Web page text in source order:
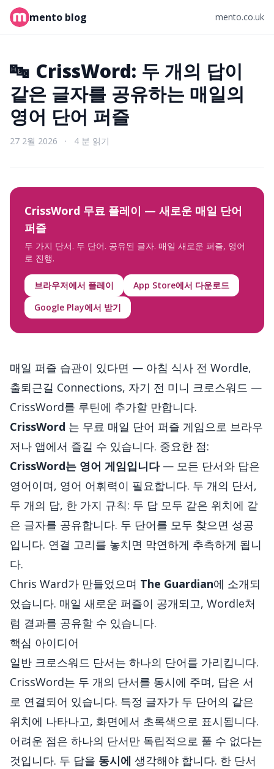
mento blog mento.co.uk
🔤 CrissWord: 두 개의 답이
같은 글자를 공유하는 매일의
영어 단어 퍼즐
27 2월 2026 · 4 분 읽기
CrissWord 무료 플레이 — 새로운 매일 단어
퍼즐
두 가지 단서. 두 단어. 공유된 글자. 매일 새로운 퍼즐, 영어
로 진행.
브라우저에서 플레이
App Store에서 다운로드
Google Play에서 받기
매일 퍼즐 습관이 있다면 — 아침 식사 전 Wordle,
출퇴근길 Connections, 자기 전 미니 크로스워드 —
CrissWord를 루틴에 추가할 만합니다.
CrissWord 는 무료 매일 단어 퍼즐 게임으로 브라우
저나 앱에서 즐길 수 있습니다. 중요한 점:
CrissWord는 영어 게임입니다— 모든 단서와 답은
영어이며, 영어 어휘력이 필요합니다. 두 개의 단서,
두 개의 답, 한 가지 규칙: 두 답 모두 같은 위치에 같
은 글자를 공유합니다. 두 단어를 모두 찾으면 성공
입니다. 연결 고리를 놓치면 막연하게 추측하게 됩니
다.
Chris Ward가 만들었으며 The Guardian에 소개되
었습니다. 매일 새로운 퍼즐이 공개되고, Wordle처
럼 결과를 공유할 수 있습니다.
핵심 아이디어
일반 크로스워드 단서는 하나의 단어를 가리킵니다.
CrissWord는 두 개의 단서를 동시에 주며, 답은 서
로 연결되어 있습니다. 특정 글자가 두 단어의 같은
위치에 나타나고, 화면에서 초록색으로 표시됩니다.
어려운 점은 하나의 단서만 독립적으로 풀 수 없다는
것입니다. 두 답을 동시에 생각해야 합니다. 한 단서